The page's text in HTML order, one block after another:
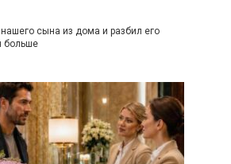
сына из дома и разбил его
больше